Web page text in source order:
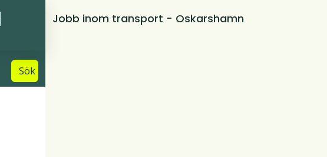
Sök
Jobb inom transport - Oskarshamn